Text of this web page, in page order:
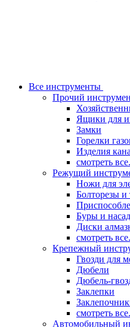
Все инструменты
Прочий
Ящики для
Замки
Горелки
Изделия
смотреть
Режущий
Ножи для
Болторезы и
Буры и
Диски
смотреть
Крепежный
Гвозди для
Дюбели
Дюбель-
Заклепки
смотреть
Автомобильный